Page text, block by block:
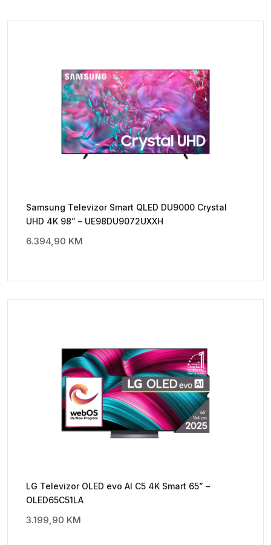
Samsung Televizor Smart QLED DU9000 Crystal
UHD 4K 98” – UE98DU9072UXXH
6.394,90 KM
LG Televizor OLED evo AI C5 4K Smart 65” –
OLED65C51LA
3.199,90 KM